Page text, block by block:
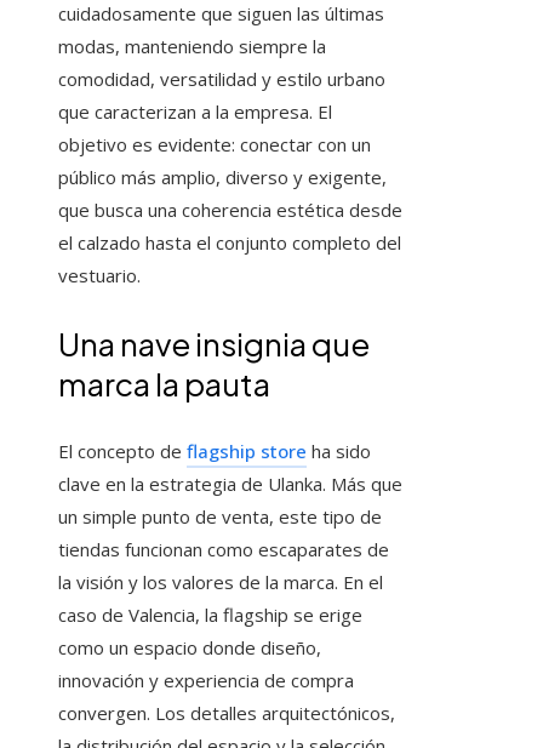
cuidadosamente que siguen las últimas
modas, manteniendo siempre la
comodidad, versatilidad y estilo urbano
que caracterizan a la empresa. El
objetivo es evidente: conectar con un
público más amplio, diverso y exigente,
que busca una coherencia estética desde
el calzado hasta el conjunto completo del
vestuario.
Una nave insignia que
marca la pauta
El concepto de flagship store ha sido
clave en la estrategia de Ulanka. Más que
un simple punto de venta, este tipo de
tiendas funcionan como escaparates de
la visión y los valores de la marca. En el
caso de Valencia, la flagship se erige
como un espacio donde diseño,
innovación y experiencia de compra
convergen. Los detalles arquitectónicos,